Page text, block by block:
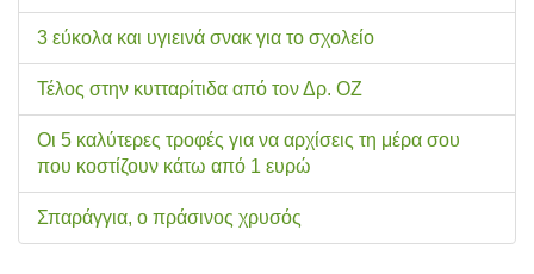
3 εύκολα και υγιεινά σνακ για το σχολείo
Τέλος στην κυτταρίτιδα από τον Δρ. ΟΖ
Οι 5 καλύτερες τροφές για να αρχίσεις τη μέρα σου
που κοστίζουν κάτω από 1 ευρώ
Σπαράγγια, ο πράσινος χρυσός